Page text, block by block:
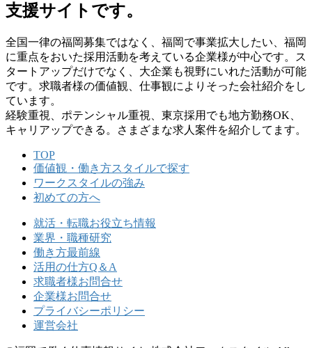
支援サイトです。
全国⼀律の福岡募集ではなく、福岡で事業拡⼤したい、福岡
に重点をおいた採⽤活動を考えている企業様が中⼼です。ス
タートアップだけでなく、⼤企業も視野にいれた活動が可能
です。求職者様の価値観、仕事観によりそった会社紹介をし
ています。
経験重視、ポテンシャル重視、東京採⽤でも地⽅勤務OK、
キャリアップできる。さまざまな求⼈案件を紹介してます。
TOP
価値観・働き方スタイルで探す
ワークスタイルの強み
初めての方へ
就活・転職お役立ち情報
業界・職種研究
働き方最前線
活用の仕方Q＆A
求職者様お問合せ
企業様お問合せ
プライバシーポリシー
運営会社